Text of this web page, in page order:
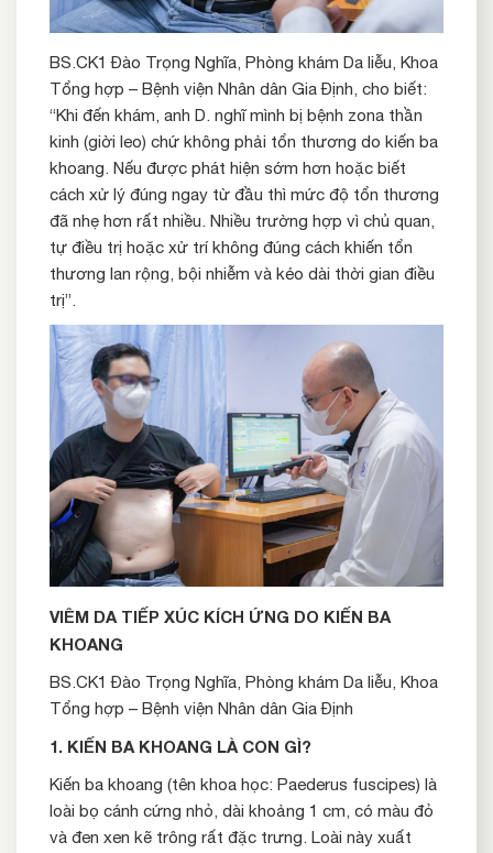
BS.CK1 Đào Trọng Nghĩa, Phòng khám Da liễu, Khoa
Tổng hợp – Bệnh viện Nhân dân Gia Định, cho biết:
“Khi đến khám, anh D. nghĩ mình bị bệnh zona thần
kinh (giời leo) chứ không phải tổn thương do kiến ba
khoang. Nếu được phát hiện sớm hơn hoặc biết
cách xử lý đúng ngay từ đầu thì mức độ tổn thương
đã nhẹ hơn rất nhiều. Nhiều trường hợp vì chủ quan,
tự điều trị hoặc xử trí không đúng cách khiến tổn
thương lan rộng, bội nhiễm và kéo dài thời gian điều
trị”.
VIÊM DA TIẾP XÚC KÍCH ỨNG DO KIẾN BA
KHOANG
BS.CK1 Đào Trọng Nghĩa, Phòng khám Da liễu, Khoa
Tổng hợp – Bệnh viện Nhân dân Gia Định
1. KIẾN BA KHOANG LÀ CON GÌ?
Kiến ba khoang (tên khoa học: Paederus fuscipes) là
loài bọ cánh cứng nhỏ, dài khoảng 1 cm, có màu đỏ
và đen xen kẽ trông rất đặc trưng. Loài này xuất